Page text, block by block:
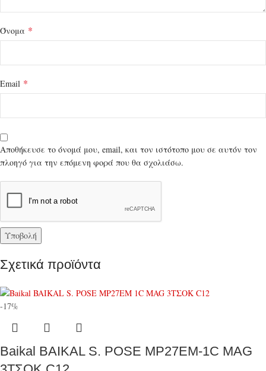
Όνομα *
Email *
Αποθήκευσε το όνομά μου, email, και τον ιστότοπο μου σε αυτόν τον
πλοηγό για την επόμενη φορά που θα σχολιάσω.
Σχετικά προϊόντα
-17%
Baikal BAIKAL S. POSE MP27EM-1C MAG